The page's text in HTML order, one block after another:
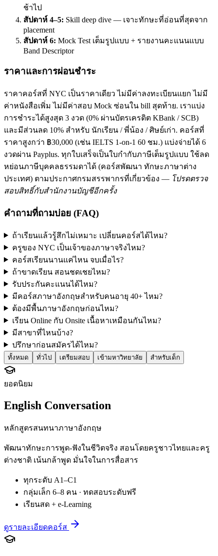
ช้าไป
สัปดาห์ 4–5: Skill deep dive — เจาะทักษะที่อ่อนที่สุดจาก
placement
สัปดาห์ 6: Mock Test เต็มรูปแบบ + รายงานคะแนนแบบ
Band Descriptor
ราคาและการผ่อนชำระ
ราคาคอร์สที่ NYC เป็นราคาเดียว ไม่มีค่าลงทะเบียนแยก ไม่มี
ค่าหนังสือเพิ่ม ไม่มีค่าสอบ Mock ซ่อนใน bill สุดท้าย. เราแบ่ง
การชำระได้สูงสุด 3 งวด (0% ผ่านบัตรเครดิต KBank / SCB)
และมีส่วนลด 10% สำหรับ นักเรียน / พี่น้อง / ศิษย์เก่า. คอร์สที่
ราคาสูงกว่า ฿30,000 (เช่น IELTS 1-on-1 60 ชม.) แบ่งจ่ายได้ 6
งวดผ่าน Payplus. ทุกใบเสร็จเป็นใบกำกับภาษีเต็มรูปแบบ ใช้ลด
หย่อนภาษีบุคคลธรรมดาได้ (คอร์สพัฒนา ทักษะภาษาต่าง
ประเทศ) ตามประกาศกรมสรรพากรที่เกี่ยวข้อง — โปรดตรวจ
สอบสิทธิ์กับสำนักงานบัญชีอีกครั้ง
คำถามที่ถามบ่อย (FAQ)
ถ้าเรียนแล้วรู้สึกไม่เหมาะ เปลี่ยนคอร์สได้ไหม?
ครูของ NYC เป็นเจ้าของภาษาจริงไหม?
คอร์สเรียนนานแค่ไหน จบเมื่อไร?
ถ้าขาดเรียน สอนชดเชยไหม?
รับประกันคะแนนได้ไหม?
มีคอร์สภาษาอังกฤษสำหรับคนอายุ 40+ ไหม?
ต้องมีพื้นภาษาอังกฤษก่อนไหม?
เรียน Online กับ Onsite เนื้อหาเหมือนกันไหม?
มีสาขาที่ไหนบ้าง?
ปรึกษาก่อนสมัครได้ไหม?
ทั้งหมด ทั่วไป เตรียมสอบ เข้ามหาวิทยาลัย สำหรับเด็ก
ยอดนิยม
English Conversation
หลักสูตรสนทนาภาษาอังกฤษ
พัฒนาทักษะการพูด-ฟังในชีวิตจริง สอนโดยครูชาวไทยและครู
ต่างชาติ เน้นกล้าพูด มั่นใจในการสื่อสาร
ทุกระดับ A1–C1
กลุ่มเล็ก 6–8 คน · ทดสอบระดับฟรี
เรียนสด + e-Learning
ดูรายละเอียดคอร์ส